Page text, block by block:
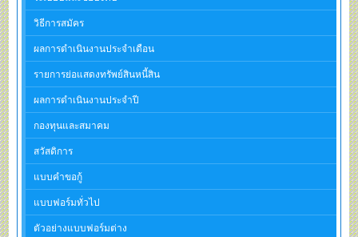
วิธีการสมัคร
ผลการดำเนินงานประจำเดือน
รายการย่อแสดงทรัพย์สินหนี้สิน
ผลการดำเนินงานประจำปี
กองทุนและสมาคม
สวัสดิการ
แบบคำขอกู้
แบบฟอร์มทั่วไป
ตัวอย่างแบบฟอร์มต่าง